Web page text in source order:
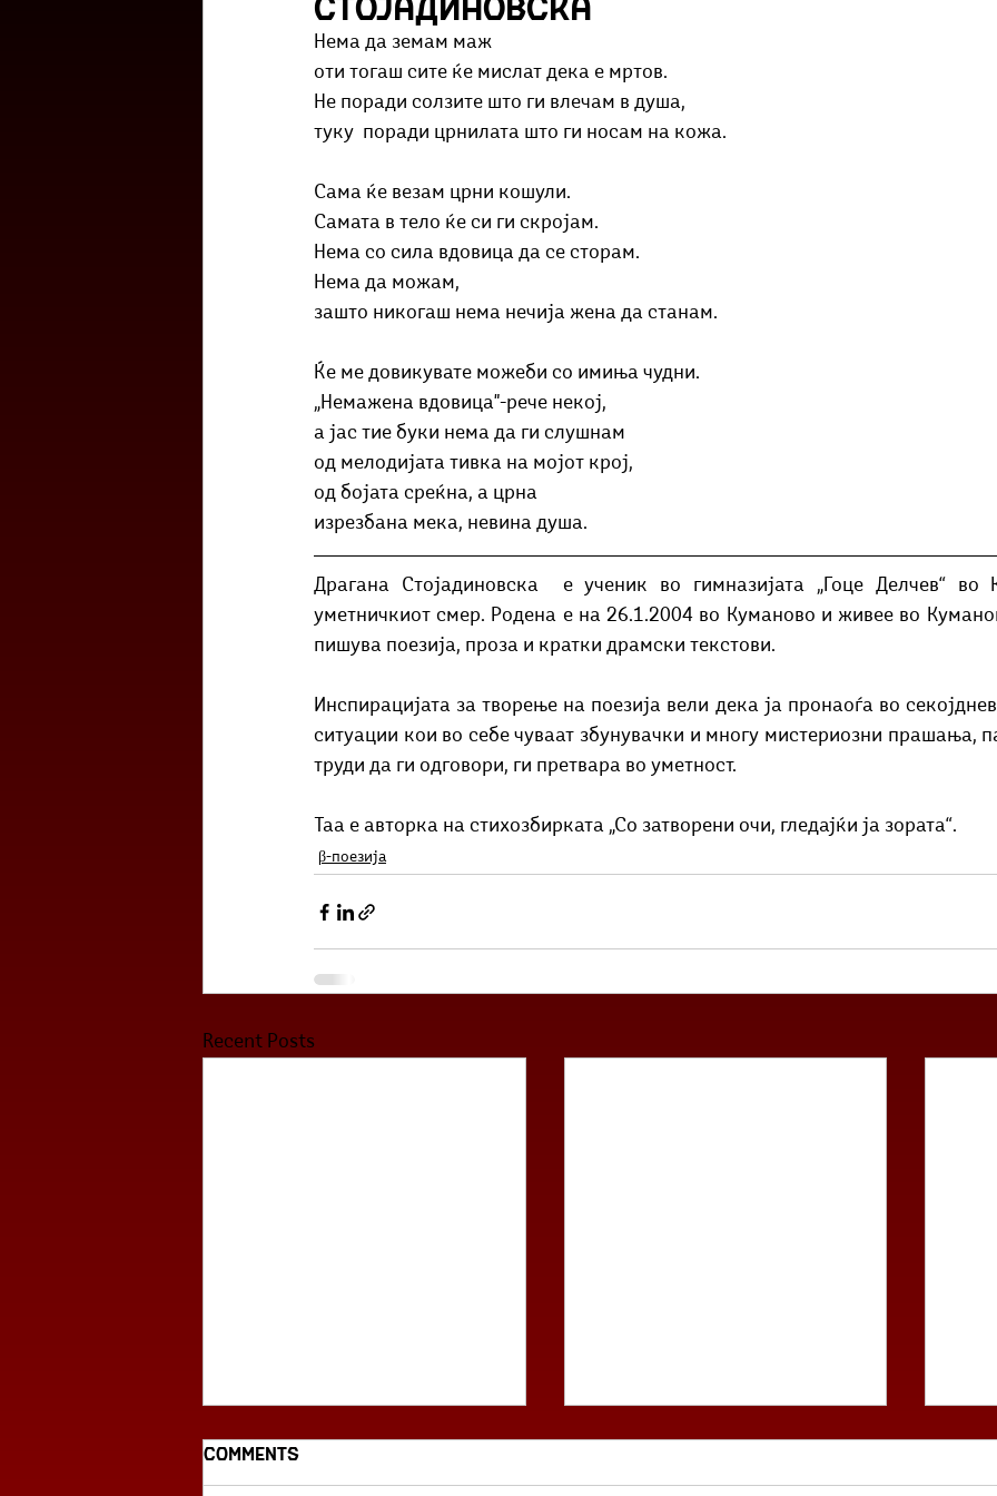
Културоглед Мелемузика Добри гости
Го зборевме ова?
Нема да земам маж
оти тогаш сите ќе мислат дека е мртов.
Не поради солзите што ги влечам в душа,
туку  поради црнилата што ги носам на кожа.
Сама ќе везам црни кошули.
Самата в тело ќе си ги скројам.
Нема со сила вдовица да се сторам.
Нема да можам,
зашто никогаш нема нечија жена да станам.
Ќе ме довикувате можеби со имиња чудни.
„Немажена вдовица"-рече некој,
а јас тие буки нема да ги слушнам
од мелодијата тивка на мојот крој,
од бојата среќна, а црна
изрезбана мека, невина душа.
Драгана Стојадиновска  е ученик во гимназијата „Гоце Делчев“
уметничкиот смер. Родена е на 26.1.2004 во Куманово и живее во
пишува поезија, проза и кратки драмски текстови.
Инспирацијата за творење на поезија вели дека ја пронаоѓа во
ситуации кои во себе чуваат збунувачки и многу мистериозни прашања,
труди да ги одговори, ги претвара во уметност.
Таа е авторка на стихозбирката „Со затворени очи, гледајќи ја зората“.
β-поезија
Recent Posts
Comments